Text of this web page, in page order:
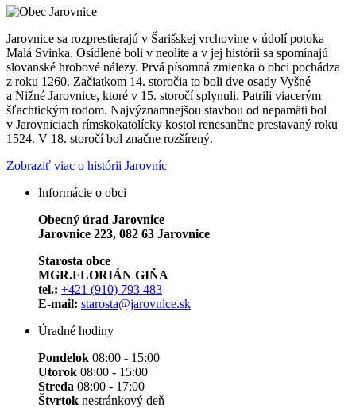
Jarovnice sa rozprestierajú v Šarišskej vrchovine v údolí potoka
Malá Svinka. Osídlené boli v neolite a v jej histórii sa spomínajú
slovanské hrobové nálezy. Prvá písomná zmienka o obci pochádza
z roku 1260. Začiatkom 14. storočia to boli dve osady Vyšné
a Nižné Jarovnice, ktoré v 15. storočí splynuli. Patrili viacerým
šľachtickým rodom. Najvýznamnejšou stavbou od nepamäti bol
v Jarovniciach rímskokatolícky kostol renesančne prestavaný roku
1524. V 18. storočí bol značne rozšírený.
Zobraziť viac o histórii Jarovníc
Informácie o obci
Obecný úrad Jarovnice
Jarovnice 223, 082 63 Jarovnice
Starosta obce
MGR.FLORIÁN GIŇA
tel.: +421 (910) 793 483
E-mail: starosta@jarovnice.sk
Úradné hodiny
Pondelok 08:00 - 15:00
Utorok 08:00 - 15:00
Streda 08:00 - 17:00
Štvrtok nestránkový deň